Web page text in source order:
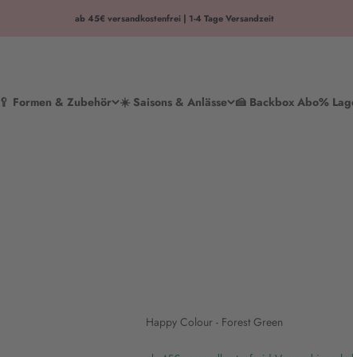
ab 45€ versandkostenfrei | 1-4 Tage Versandzeit
🥄 Formen & Zubehör ☀️ Saisons & Anlässe 🍰 Backbox Abo%
Happy Colour - Forest Green